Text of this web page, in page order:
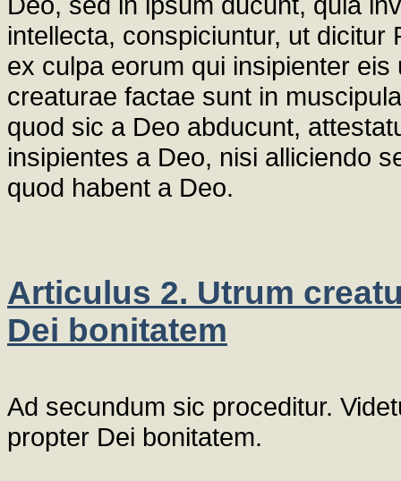
intellecta, conspiciuntur, ut
ex culpa eorum qui insipienter
creaturae factae sunt in
quod sic a Deo abducunt,
insipientes a Deo, nisi alliciendo
quod habent a Deo.
Articulus 2. Utrum
Dei bonitatem
Ad secundum sic proceditur.
propter Dei bonitatem.